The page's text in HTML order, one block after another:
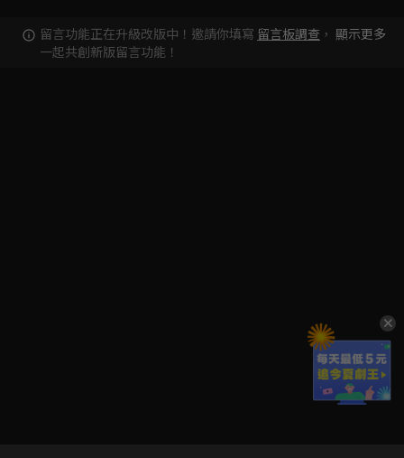
留言功能正在升級改版中！邀請你填寫 留言板調查 ，
一起共創新版留言功能！
顯示更多